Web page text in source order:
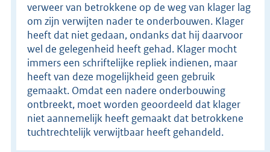
verweer van betrokkene op de weg van klager lag
om zijn verwijten nader te onderbouwen. Klager
heeft dat niet gedaan, ondanks dat hij daarvoor
wel de gelegenheid heeft gehad. Klager mocht
immers een schriftelijke repliek indienen, maar
heeft van deze mogelijkheid geen gebruik
gemaakt. Omdat een nadere onderbouwing
ontbreekt, moet worden geoordeeld dat klager
niet aannemelijk heeft gemaakt dat betrokkene
tuchtrechtelijk verwijtbaar heeft gehandeld.